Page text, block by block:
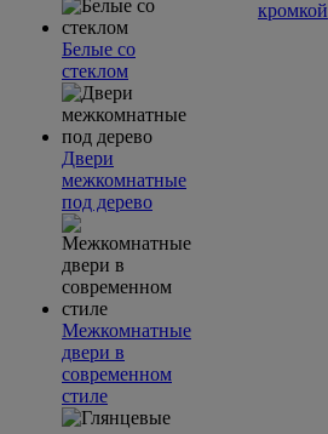
Белые со
стеклом
Двери
межкомнатные
под дерево
Межкомнатные
двери в
современном
стиле
кромкой